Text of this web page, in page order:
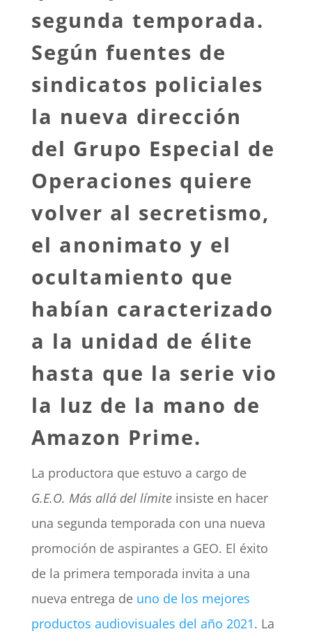
segunda temporada.
Según fuentes de
sindicatos policiales
la nueva dirección
del Grupo Especial de
Operaciones quiere
volver al secretismo,
el anonimato y el
ocultamiento que
habían caracterizado
a la unidad de élite
hasta que la serie vio
la luz de la mano de
Amazon Prime.
La productora que estuvo a cargo de
G.E.O. Más allá del límiteinsiste en hacer
una segunda temporada con una nueva
promoción de aspirantes a GEO. El éxito
de la primera temporada invita a una
nueva entrega de uno de los mejores
productos audiovisuales del año 2021. La